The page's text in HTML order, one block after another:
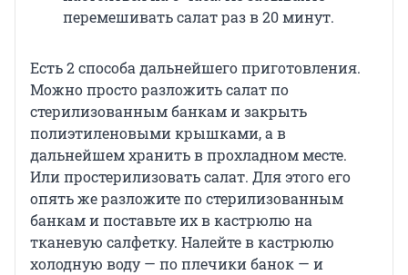
перемешивать салат раз в 20 минут.
Есть 2 способа дальнейшего приготовления.
Можно просто разложить салат по
стерилизованным банкам и закрыть
полиэтиленовыми крышками, а в
дальнейшем хранить в прохладном месте.
Или простерилизовать салат. Для этого его
опять же разложите по стерилизованным
банкам и поставьте их в кастрюлю на
тканевую салфетку. Налейте в кастрюлю
холодную воду — по плечики банок — и